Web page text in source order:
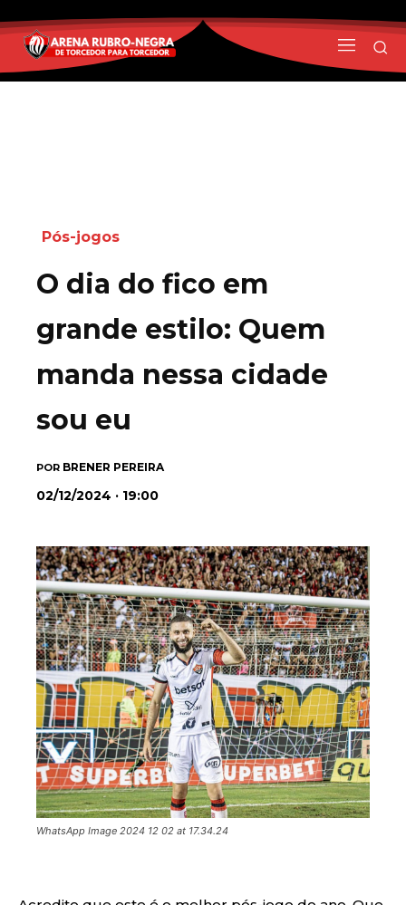
Pós-jogos
O dia do fico em
grande estilo: Quem
manda nessa cidade
sou eu
POR BRENER PEREIRA
02/12/2024 · 19:00
WhatsApp Image 2024 12 02 at 17.34.24